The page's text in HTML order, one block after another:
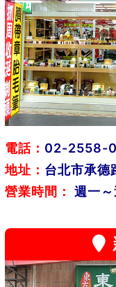
電話： 02-2558-
地址： 台北市承德
營業時間：
週一